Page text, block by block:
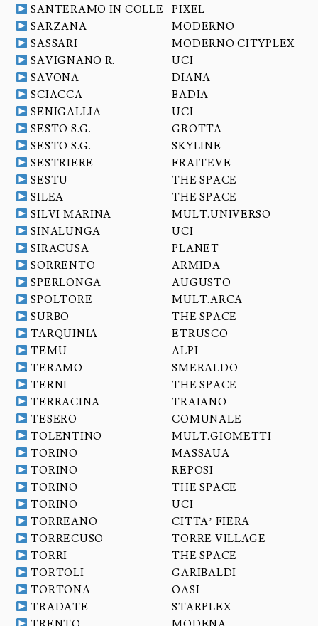
SANTERAMO IN COLLE
PIXEL
SARZANA
MODERNO
SASSARI
MODERNO CITYPLEX
SAVIGNANO R.
UCI
SAVONA
DIANA
SCIACCA
BADIA
SENIGALLIA
UCI
SESTO S.G.
GROTTA
SESTO S.G.
SKYLINE
SESTRIERE
FRAITEVE
SESTU
THE SPACE
SILEA
THE SPACE
SILVI MARINA
MULT.UNIVERSO
SINALUNGA
UCI
SIRACUSA
PLANET
SORRENTO
ARMIDA
SPERLONGA
AUGUSTO
SPOLTORE
MULT.ARCA
SURBO
THE SPACE
TARQUINIA
ETRUSCO
TEMU
ALPI
TERAMO
SMERALDO
TERNI
THE SPACE
TERRACINA
TRAIANO
TESERO
COMUNALE
TOLENTINO
MULT.GIOMETTI
TORINO
MASSAUA
TORINO
REPOSI
TORINO
THE SPACE
TORINO
UCI
TORREANO
CITTA’ FIERA
TORRECUSO
TORRE VILLAGE
TORRI
THE SPACE
TORTOLI
GARIBALDI
TORTONA
OASI
TRADATE
STARPLEX